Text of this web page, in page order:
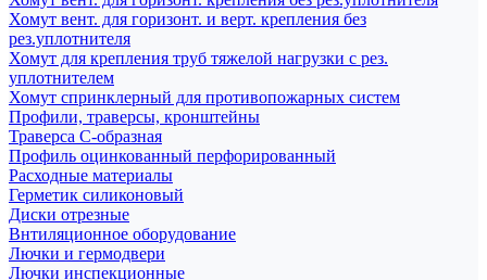
Хомут вент. для горизонт. и верт. крепления без
рез.уплотнителя
Хомут для крепления труб тяжелой нагрузки с рез.
уплотнителем
Хомут спринклерный для противопожарных систем
Профили, траверсы, кронштейны
Траверса С-образная
Профиль оцинкованный перфорированный
Расходные материалы
Герметик силиконовый
Диски отрезные
Внтиляционное оборудование
Лючки и гермодвери
Лючки инспекционные